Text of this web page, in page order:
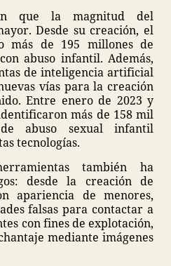
que la magnitud del
Desde su creación, el
más de 195 millones de
abuso infantil. Además,
de inteligencia artificial
vías para la creación
Entre enero de 2023 y
más de 158 mil
abuso sexual infantil
tecnologías.
también ha
desde la creación de
apariencia de menores,
falsas para contactar a
con fines de explotación,
mediante imágenes